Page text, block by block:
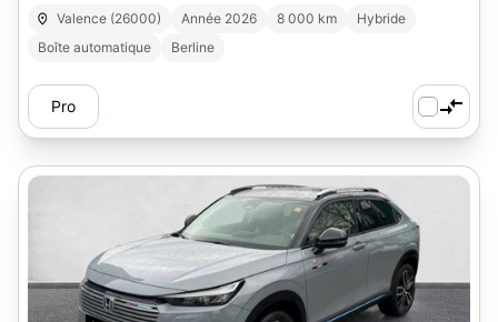
Valence (26000) Année 2026 8 000 km
Hybride
Boîte automatique
Berline
Pro